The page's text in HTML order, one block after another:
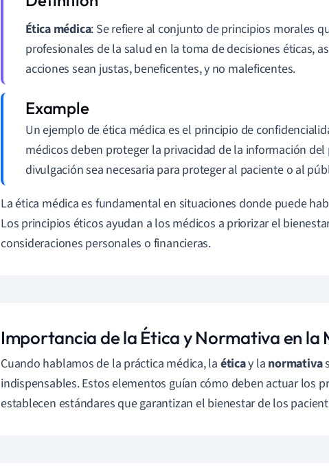
Ética médica: Se refiere al conjunto de principios morales
profesionales de la salud en la toma de decisiones éticas,
acciones sean justas, beneficentes, y no maleficentes.
Un ejemplo de ética médica es el principio de
médicos deben proteger la privacidad de la información
divulgación sea necesaria para proteger al paciente o al
La ética médica es fundamental en situaciones donde puede
Los principios éticos ayudan a los médicos a priorizar el
consideraciones personales o financieras.
Importancia de la Ética y Normativa en la
Cuando hablamos de la práctica médica, la éticay la normativa
indispensables. Estos elementos guían cómo deben actuar los
establecen estándares que garantizan el bienestar de los